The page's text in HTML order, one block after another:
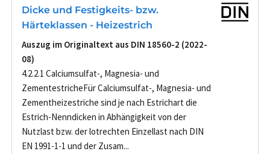
Dicke und Festigkeits- bzw.
Härteklassen - Heizestrich
Auszug im Originaltext aus DIN 18560-2 (2022-
08)
4.2.2.1 Calciumsulfat-, Magnesia- und
ZementestricheFür Calciumsulfat-, Magnesia- und
Zementheizestriche sind je nach Estrichart die
Estrich-Nenndicken in Abhängigkeit von der
Nutzlast bzw. der lotrechten Einzellast nach DIN
EN 1991-1-1 und der Zusam...